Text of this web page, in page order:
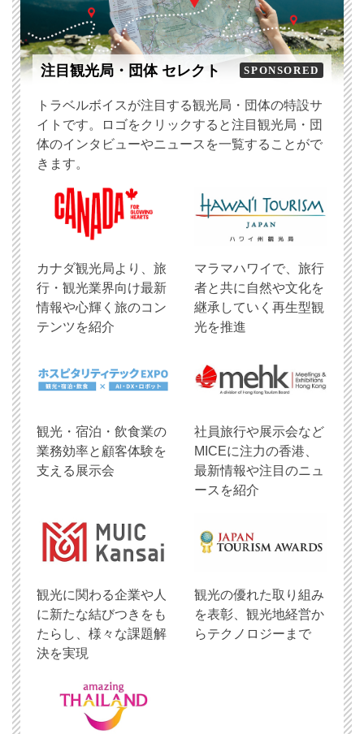
注目観光局・団体 セレクト SPONSORED
トラベルボイスが注目する観光局・団体の特設サ
イトです。ロゴをクリックすると注目観光局・団
体のインタビューやニュースを一覧することがで
きます。
​カナダ観光局より、旅
行・観光業界向け最新
情報や心輝く旅のコン
テンツを紹介
マラマハワイで、旅行
者と共に自然や文化を
継承していく再生型観
光を推進
観光・宿泊・飲食業の
業務効率と顧客体験を
支える展示会
社員旅行や展示会など
MICEに注力の香港、
最新情報や注目のニュ
ースを紹介
観光に関わる企業や人
に新たな結びつきをも
たらし、様々な課題解
決を実現
観光の優れた取り組み
を表彰、観光地経営か
らテクノロジーまで